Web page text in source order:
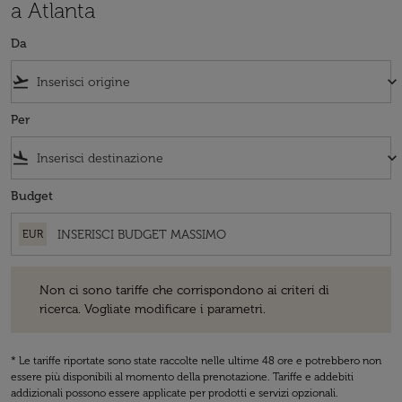
a Atlanta
Da
flight_takeoff keyboard_arrow_down
Per
flight_land keyboard_arrow_down
Budget
EUR
Non ci sono tariffe che corrispondono ai criteri di
ricerca. Vogliate modificare i parametri.
* Le tariffe riportate sono state raccolte nelle ultime 48 ore e potrebbero non
essere più disponibili al momento della prenotazione. Tariffe e addebiti
addizionali possono essere applicate per prodotti e servizi opzionali.